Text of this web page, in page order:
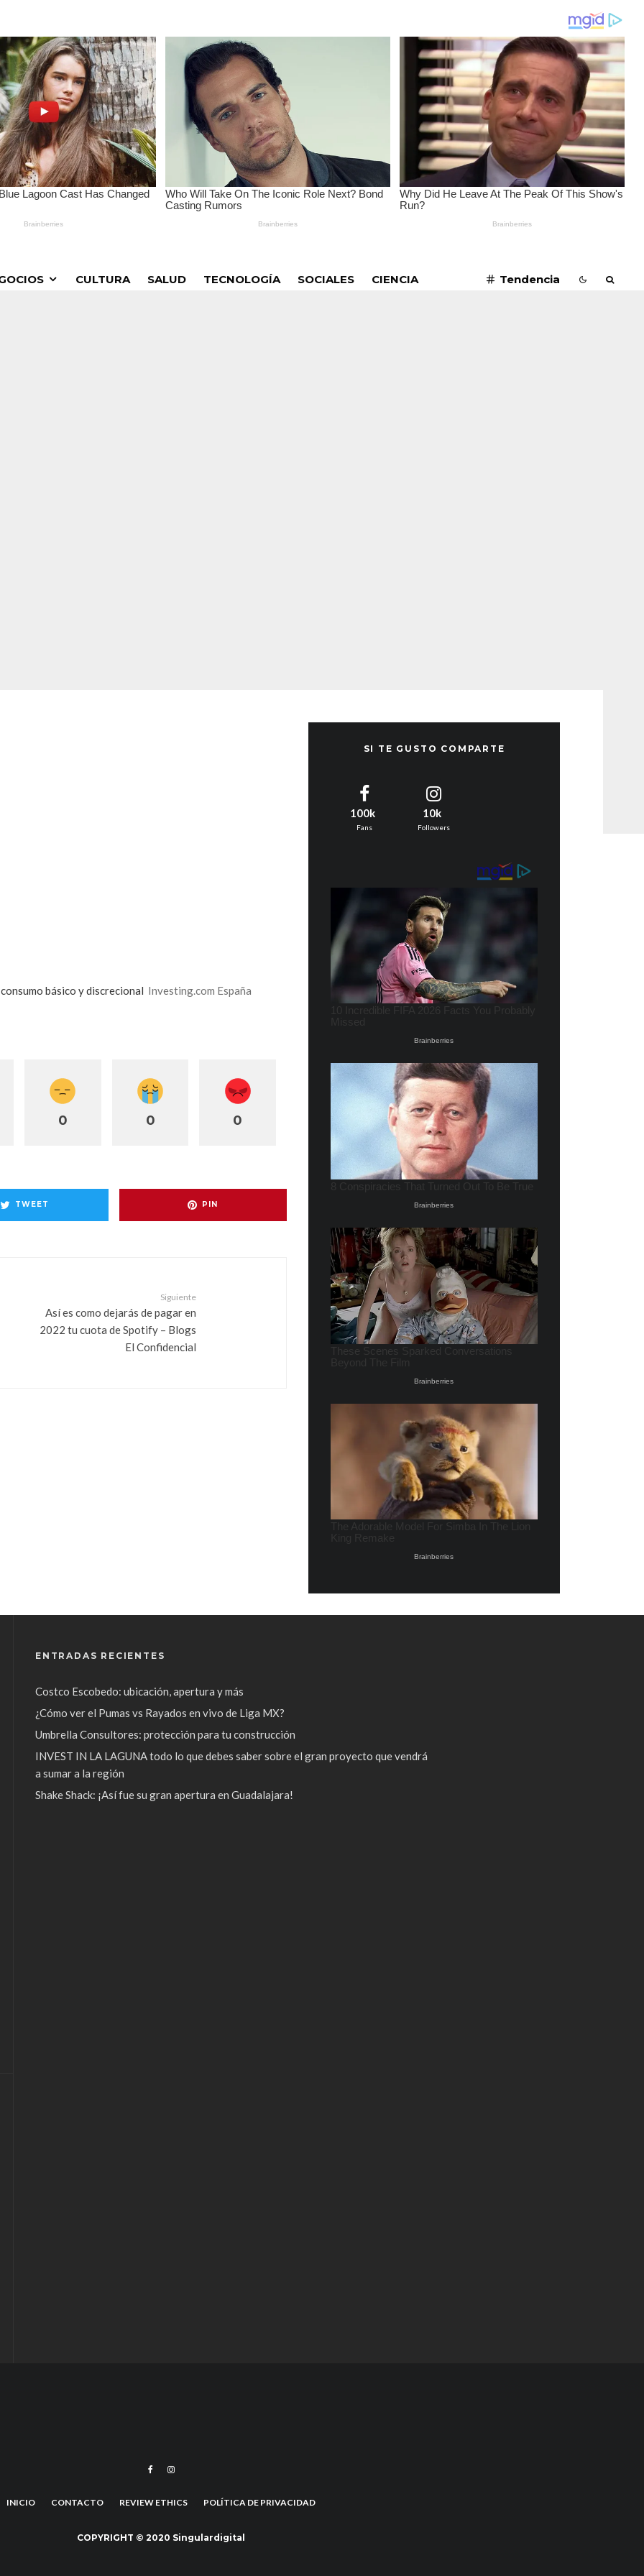
CULTURA SALUD TECNOLOGÍA SOCIALES CIENCIA Tendencia
básico y discrecional Investing.com España
0 0 0
TWEET PIN
Siguiente
Así es como dejarás de pagar en
2022 tu cuota de Spotify – Blogs
El Confidencial
SI TE GUSTO COMPARTE
100k
Fans
10k
Followers
ENTRADAS RECIENTES
Costco Escobedo: ubicación, apertura y más
¿Cómo ver el Pumas vs Rayados en vivo de Liga MX?
Umbrella Consultores: protección para tu construcción
INVEST IN LA LAGUNA todo lo que debes saber sobre el gran proyecto que vendrá
a sumar a la región
Shake Shack: ¡Así fue su gran apertura en Guadalajara!
INICIO CONTACTO REVIEW ETHICS POLÍTICA DE PRIVACIDAD
COPYRIGHT © 2020 Singulardigital